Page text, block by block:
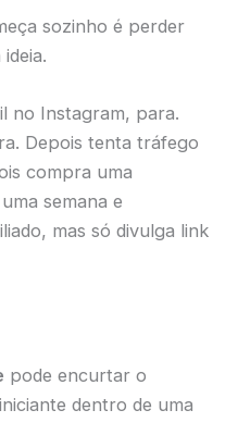
sozinho é perder
no Instagram, para.
Depois tenta tráfego
compra uma
semana e
mas só divulga link
pode encurtar o
dentro de uma